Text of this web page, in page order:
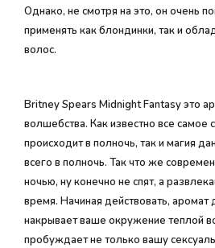
Однако, не смотря на это, он очень
применять как блондинки, так и
волос.
Britney Spears Midnight Fantasy это
волшебства. Как известно все самое
происходит в полночь, так и магия
всего в полночь. Так что же
ночью, ну конечно не спят, а
время. Начиная действовать, аромат
накрывает ваше окружение теплой
пробуждает не только вашу